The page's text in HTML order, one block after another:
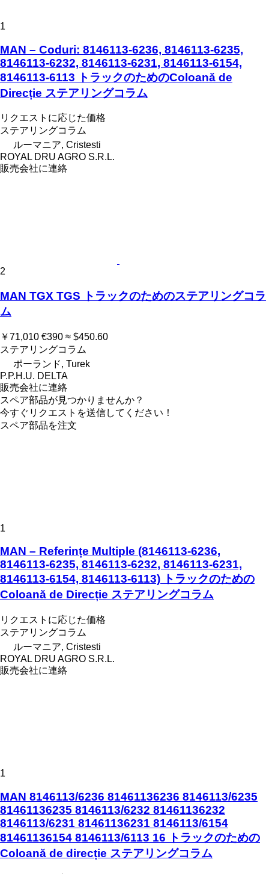
1
MAN – Coduri: 8146113-6236, 8146113-6235,
8146113-6232, 8146113-6231, 8146113-6154,
8146113-6113 トラックのためのColoană de
Direcție ステアリングコラム
リクエストに応じた価格
ステアリングコラム
ルーマニア, Cristesti
ROYAL DRU AGRO S.R.L.
販売会社に連絡
2
MAN TGX TGS トラックのためのステアリングコラ
ム
￥71,010 €390 ≈ $450.60
ステアリングコラム
ポーランド, Turek
P.P.H.U. DELTA
販売会社に連絡
スペア部品が見つかりませんか？
今すぐリクエストを送信してください！
スペア部品を注文
1
MAN – Referințe Multiple (8146113-6236,
8146113-6235, 8146113-6232, 8146113-6231,
8146113-6154, 8146113-6113) トラックのための
Coloană de Direcție ステアリングコラム
リクエストに応じた価格
ステアリングコラム
ルーマニア, Cristesti
ROYAL DRU AGRO S.R.L.
販売会社に連絡
1
MAN 8146113/6236 81461136236 8146113/6235
81461136235 8146113/6232 81461136232
8146113/6231 81461136231 8146113/6154
81461136154 8146113/6113 16 トラックのための
Coloană de direcție ステアリングコラム